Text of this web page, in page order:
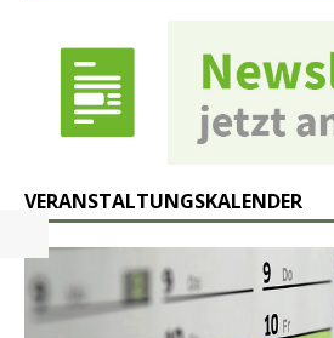
VERANSTALTUNGSKALENDER